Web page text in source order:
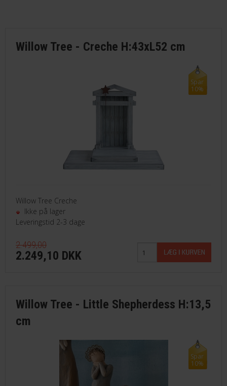
FRAGT
FAVORIT
Willow Tree - Creche H:43xL52 cm
Spar
10%
Willow Tree Creche
Ikke på lager
Leveringstid 2-3 dage
2.499,00
2.249,10 DKK
Willow Tree - Little Shepherdess H:13,5
cm
Spar
10%